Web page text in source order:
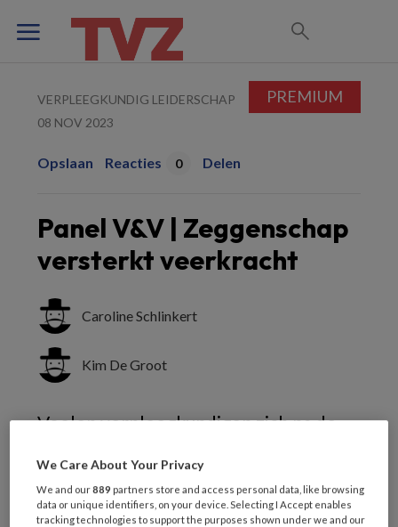
VERPLEEGKUNDIG LEIDERSCHAP
08 NOV 2023
Opslaan Reacties 0 Delen
Panel V&V | Zeggenschap
versterkt veerkracht
Caroline Schlinkert
Kim De Groot
Voelen verpleegkundigen zich na de
Speelt zeggenschap daarbij een rol?
PREMIUM
We Care About Your Privacy
We and our889 partners store and access personal data, like browsing
data or unique identifiers, on your device. Selecting I Accept enables
tracking technologies to support the purposes shown under we and our